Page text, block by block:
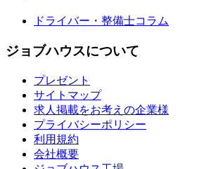
ドライバー・整備士コラム
ジョブハウスについて
プレゼント
サイトマップ
求人掲載をお考えの企業様
プライバシーポリシー
利用規約
会社概要